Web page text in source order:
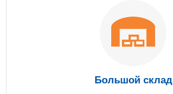
Большой склад